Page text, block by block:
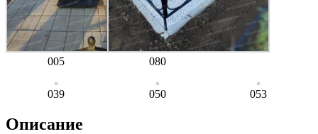
005 080
039 050 053
Описание